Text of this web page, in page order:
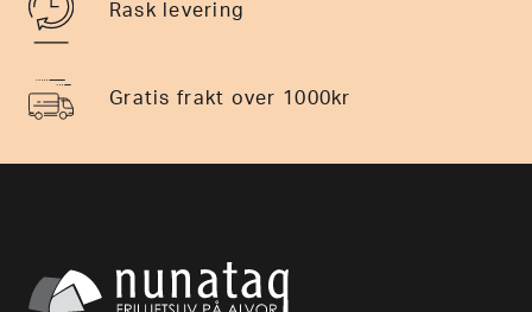
Rask levering
Gratis frakt over 1000kr